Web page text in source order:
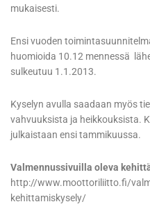
mukaisesti.
Ensi vuoden
huomioida 10.12 mennessä
sulkeutuu 1.1.2013.
Kyselyn avulla saadaan myös
vahvuuksista ja heikkouksista.
julkaistaan ensi tammikuussa.
Valmennussivuilla oleva
http://www.moottoriliitto.fi/
kehittamiskysely/